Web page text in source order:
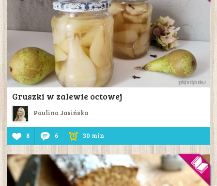
Gruszki w zalewie octowej
Paulina Jasińska
8 6 30 min